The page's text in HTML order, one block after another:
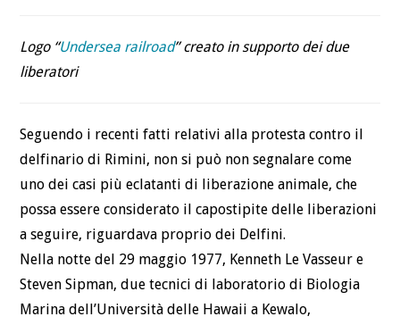
Logo “Undersea railroad” creato in supporto dei due
liberatori
Seguendo i recenti fatti relativi alla protesta contro il
delfinario di Rimini, non si può non segnalare come
uno dei casi più eclatanti di liberazione animale, che
possa essere considerato il capostipite delle liberazioni
a seguire, riguardava proprio dei Delfini.
Nella notte del 29 maggio 1977, Kenneth Le Vasseur e
Steven Sipman, due tecnici di laboratorio di Biologia
Marina dell’Università delle Hawaii a Kewalo,